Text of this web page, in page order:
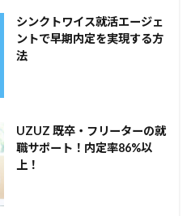
シンクトワイス就活エージェ
ントで早期内定を実現する方
法
UZUZ 既卒・フリーターの就
職サポート！内定率86%以
上！